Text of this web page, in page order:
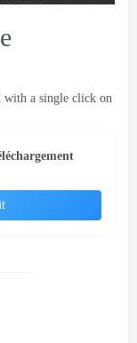
with a single click on